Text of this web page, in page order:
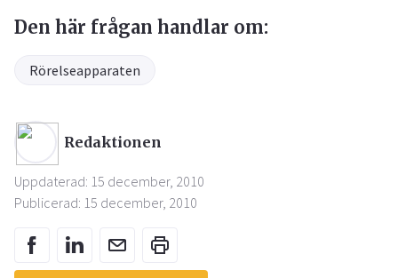
Den här frågan handlar om:
Rörelseapparaten
Redaktionen
Uppdaterad: 15 december, 2010
Publicerad: 15 december, 2010